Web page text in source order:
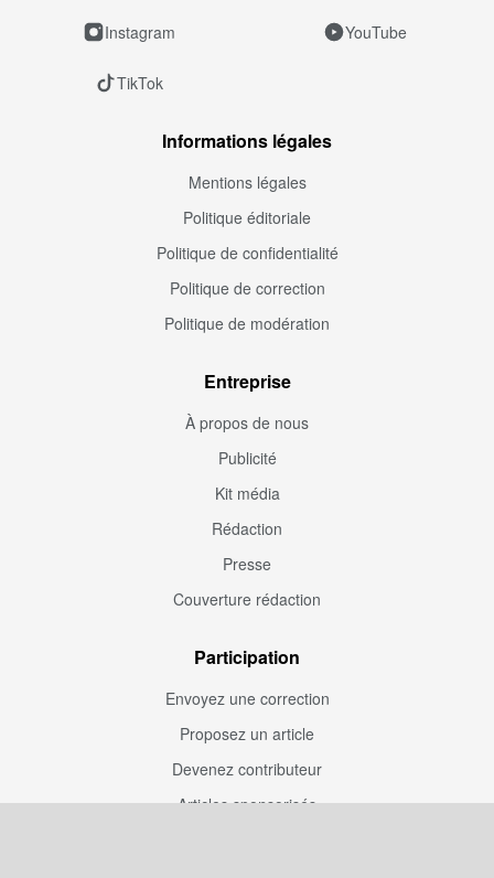
Instagram YouTube
TikTok
Informations légales
Mentions légales
Politique éditoriale
Politique de confidentialité
Politique de correction
Politique de modération
Entreprise
À propos de nous
Publicité
Kit média
Rédaction
Presse
Couverture rédaction
Participation
Envoyez une correction
Proposez un article
Devenez contributeur
Articles sponsorisés